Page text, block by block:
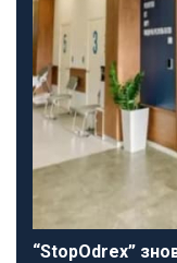
“StopOdrex”